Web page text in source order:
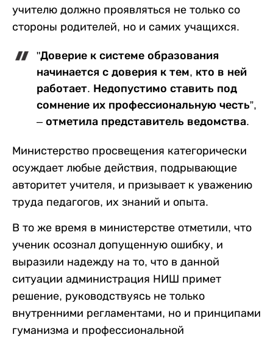
учителю должно проявляться не только со
стороны родителей, но и самих учащихся.
"Доверие к системе образования
начинается с доверия к тем, кто в ней
работает. Недопустимо ставить под
сомнение их профессиональную честь”,
– отметила представитель ведомства.
Министерство просвещения категорически
осуждает любые действия, подрывающие
авторитет учителя, и призывает к уважению
труда педагогов, их знаний и опыта.
В то же время в министерстве отметили, что
ученик осознал допущенную ошибку, и
выразили надежду на то, что в данной
ситуации администрация НИШ примет
решение, руководствуясь не только
внутренними регламентами, но и принципами
гуманизма и профессиональной